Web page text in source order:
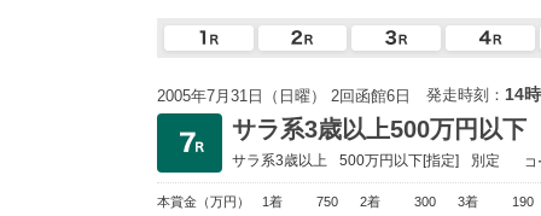
2005年7月31日（日曜） 2回函館6日 発走時刻： 14
サラ系3歳以上500万円以下
サラ系3歳以上 500万円以下[指定] 別定
本賞金 （万円） 1着 750 2着 300 3着 190